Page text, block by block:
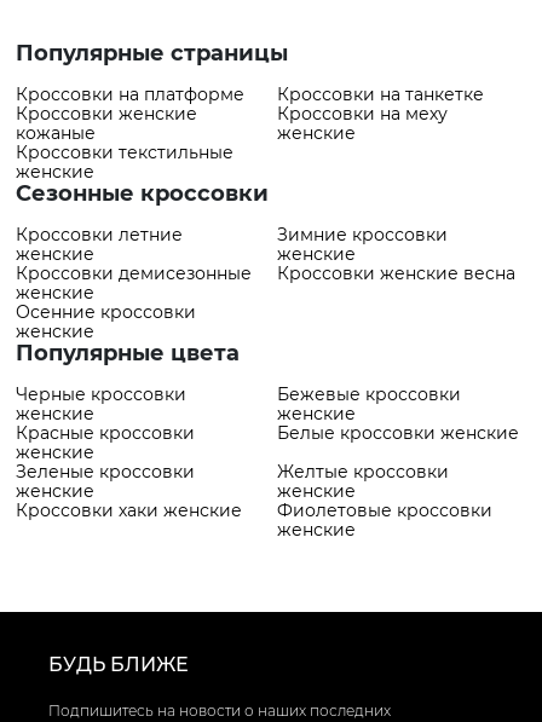
Популярные страницы
Кроссовки на платформе
Кроссовки на танкетке
Кроссовки женские
кожаные
Кроссовки на меху
женские
Кроссовки текстильные
женские
Сезонные кроссовки
Кроссовки летние
женские
Зимние кроссовки
женские
Кроссовки демисезонные
женские
Кроссовки женские весна
Осенние кроссовки
женские
Популярные цвета
Черные кроссовки
женские
Бежевые кроссовки
женские
Красные кроссовки
женские
Белые кроссовки женские
Зеленые кроссовки
женские
Желтые кроссовки
женские
Кроссовки хаки женские
Фиолетовые кроссовки
женские
✅ Самый
популярный товар
Кроссовки VS000094659
Голубой
БУДЬ БЛИЖЕ
Подпишитесь на новости о наших последних